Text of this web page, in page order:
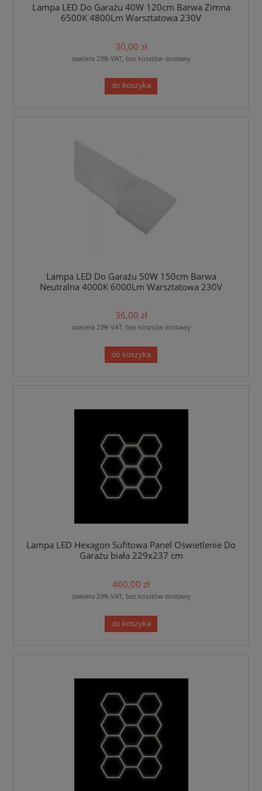
Lampa LED Do Garażu 40W 120cm Barwa Zimna
6500K 4800Lm Warsztatowa 230V
30,00 zł
zawiera 23% VAT, bez kosztów dostawy
do koszyka
Lampa LED Do Garażu 50W 150cm Barwa
Neutralna 4000K 6000Lm Warsztatowa 230V
36,00 zł
zawiera 23% VAT, bez kosztów dostawy
do koszyka
Lampa LED Hexagon Sufitowa Panel Oświetlenie Do
Garażu biała 229x237 cm
460,00 zł
zawiera 23% VAT, bez kosztów dostawy
do koszyka